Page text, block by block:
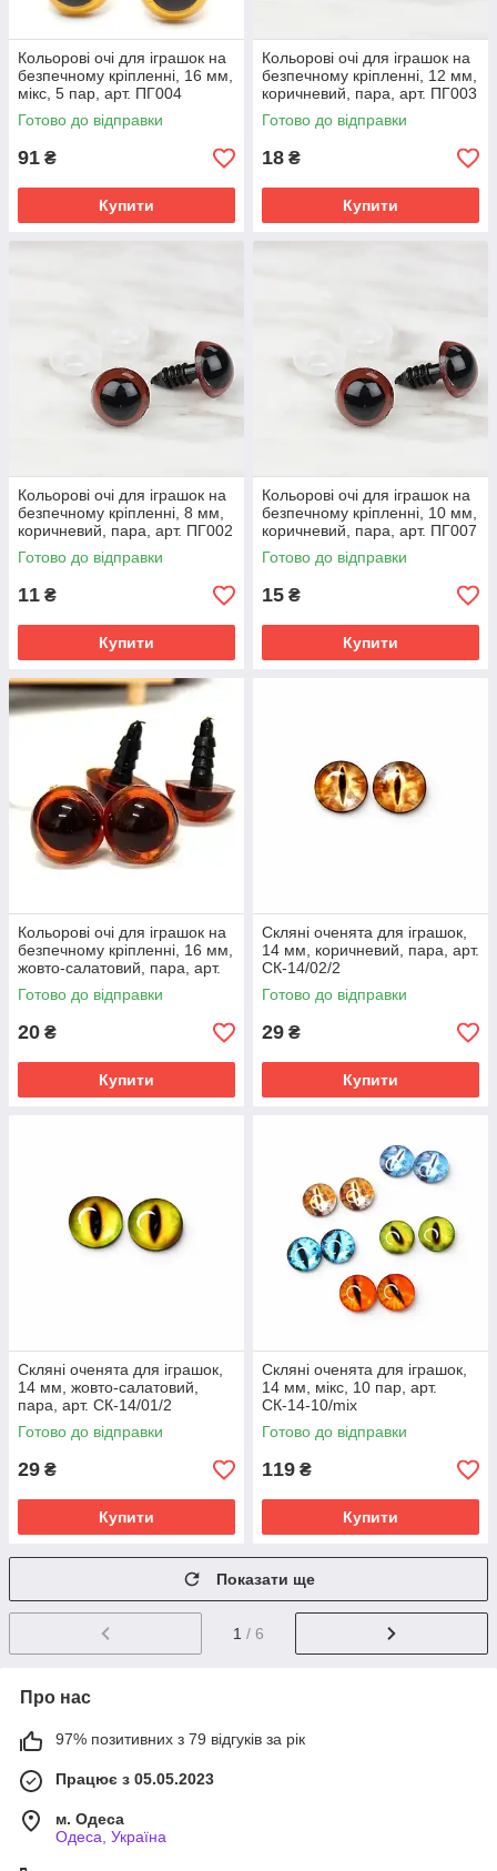
Кольорові очі для іграшок на
безпечному кріпленні, 16 мм,
мікс, 5 пар, арт. ПГ004
Готово до відправки
91 ₴
Купити
Кольорові очі для іграшок на
безпечному кріпленні, 12 мм,
коричневий, пара, арт. ПГ003
Готово до відправки
18 ₴
Купити
Кольорові очі для іграшок на
безпечному кріпленні, 8 мм,
коричневий, пара, арт. ПГ002
Готово до відправки
11 ₴
Купити
Кольорові очі для іграшок на
безпечному кріпленні, 10 мм,
коричневий, пара, арт. ПГ007
Готово до відправки
15 ₴
Купити
Кольорові очі для іграшок на
безпечному кріпленні, 16 мм,
жовто-салатовий, пара, арт.
ПГ001
Готово до відправки
20 ₴
Купити
Скляні оченята для іграшок,
14 мм, коричневий, пара, арт.
СК-14/02/2
Готово до відправки
29 ₴
Купити
Скляні оченята для іграшок,
14 мм, жовто-салатовий,
пара, арт. СК-14/01/2
Готово до відправки
29 ₴
Купити
Скляні оченята для іграшок,
14 мм, мікс, 10 пар, арт.
СК-14-10/mix
Готово до відправки
119 ₴
Купити
Показати ще
1 / 6
Про нас
97% позитивних з 79 відгуків за рік
Працює з 05.05.2023
м. Одеса
Одеса, Україна